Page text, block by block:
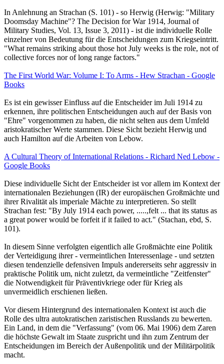
In Anlehnung an Strachan (S. 101) - so Herwig (Herwig: "Military
Doomsday Machine"? The Decision for War 1914, Journal of
Military Studies, Vol. 13, Issue 3, 2011) - ist die individuelle Rolle
einzelner von Bedeutung für die Entscheidungen zum Kriegseintritt.
"What remains striking about those hot July weeks is the role, not of
collective forces nor of long range factors."
The First World War: Volume I: To Arms - Hew Strachan - Google
Books
Es ist ein gewisser Einfluss auf die Entscheider im Juli 1914 zu
erkennen, ihre politischen Entscheidungen auch auf der Basis von
"Ehre" vorgenommen zu haben, die nicht selten aus dem Umfeld
aristokratischer Werte stammen. Diese Sicht bezieht Herwig und
auch Hamilton auf die Arbeiten von Lebow.
A Cultural Theory of International Relations - Richard Ned Lebow -
Google Books
Diese individuelle Sicht der Entscheider ist vor allem im Kontext der
internationalen Beziehungen (IR) der europäischen Großmächte und
ihrer Rivalität als imperiale Mächte zu interpretieren. So stellt
Strachan fest: "By July 1914 each power, .....,felt ... that its status as
a great power would be forfeit if it failed to act." (Stachan, ebd, S.
101).
In diesem Sinne verfolgten eigentlich alle Großmächte eine Politik
der Verteidigung ihrer - vermeintlichen Interessenlage - und setzten
diesen tendenzielle defensiven Impuls andererseits sehr aggressiv in
praktische Politik um, nicht zuletzt, da vermeintliche "Zeitfenster"
die Notwendigkeit für Präventivkriege oder für Krieg als
unvermeidlich erschienen ließen.
Vor diesem Hintergrund des internationalen Kontext ist auch die
Rolle des ultra autokratischen zaristischen Russlands zu bewerten.
Ein Land, in dem die "Verfassung" (vom 06. Mai 1906) dem Zaren
die höchste Gewalt im Staate zuspricht und ihn zum Zentrum der
Entscheidungen im Bereich der Außenpolitik und der Militärpolitik
macht.